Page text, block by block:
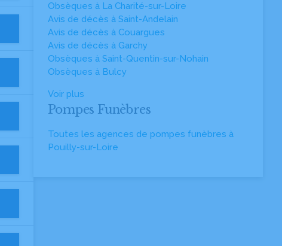
Obsèques à La Charité-sur-Loire
Avis de décès à Saint-Andelain
Avis de décès à Couargues
Avis de décès à Garchy
Obsèques à Saint-Quentin-sur-Nohain
Obsèques à Bulcy
Voir plus
Pompes Funèbres
Toutes les agences de pompes funèbres à
Pouilly-sur-Loire